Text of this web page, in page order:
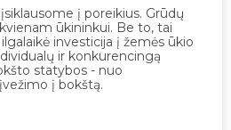
į poreikius. Grūdų
ūkininkui. Be to, tai
investicija į žemės ūkio
ir konkurencingą
statybos - nuo
į bokštą.